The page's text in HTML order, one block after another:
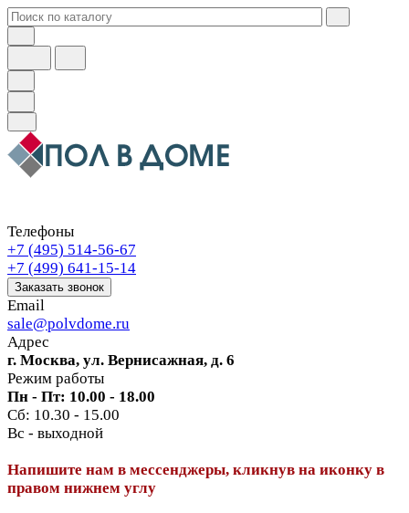
Телефоны
+7 (495) 514-56-67
+7 (499) 641-15-14
Заказать звонок
Email
sale@polvdome.ru
Адрес
г. Москва, ул. Вернисажная, д. 6
Режим работы
Пн - Пт: 10.00 - 18.00
Сб: 10.30 - 15.00
Вс - выходной
Напишите нам в мессенджеры, кликнув на иконку в
правом нижнем углу